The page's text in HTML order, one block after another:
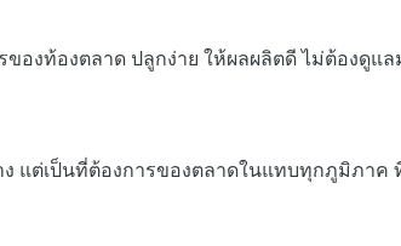
งท้องตลาด ปลูกง่าย ให้ผลผลิตดี ไม่ต้องดูแล
ต่เป็นที่ต้องการของตลาดในแทบทุกภูมิภาค